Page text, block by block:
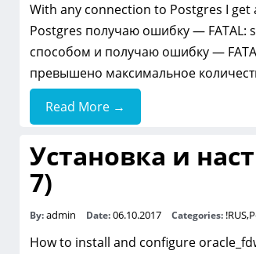
With any connection to Postgres I
Postgres получаю ошибку —
способом и получаю ошибку —
превышено максимальное
Read More →
Установка и
7)
By:admin Date:06.10.2017 Categories: !RUS,
How to install and configure